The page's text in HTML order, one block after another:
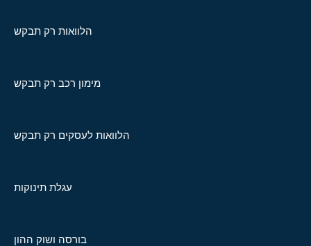
הלוואות רק תבקש
מימון רכב רק תבקש
הלוואות לעסקים רק תבקש
עגלת תינוקות
בורסה ושוק ההון